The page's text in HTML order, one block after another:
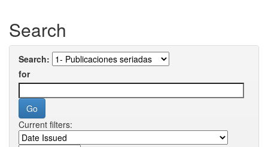
Search
Search:
for
Current filters: